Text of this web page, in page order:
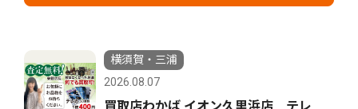
横須賀・三浦
2026.08.07